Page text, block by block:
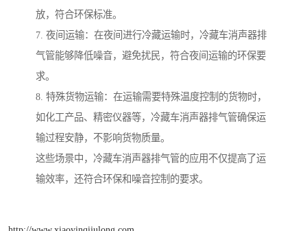
放，符合环保标准。
7. 夜间运输：在夜间进行冷藏运输时，冷藏车消声器排
气管能够降低噪音，避免扰民，符合夜间运输的环保要
求。
8. 特殊货物运输：在运输需要特殊温度控制的货物时，
如化工产品、精密仪器等，冷藏车消声器排气管确保运
输过程安静，不影响货物质量。
这些场景中，冷藏车消声器排气管的应用不仅提高了运
输效率，还符合环保和噪音控制的要求。